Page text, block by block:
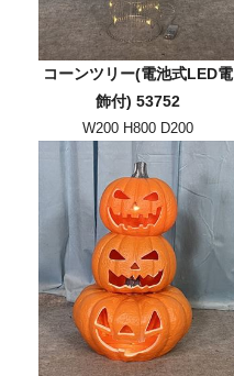
コーンツリー(電池式LED電
飾付) 53752
W200 H800 D200